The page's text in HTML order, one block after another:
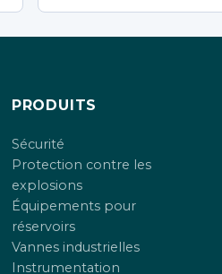
PRODUITS
Sécurité
Protection contre les
explosions
Équipements pour
réservoirs
Vannes industrielles
Instrumentation